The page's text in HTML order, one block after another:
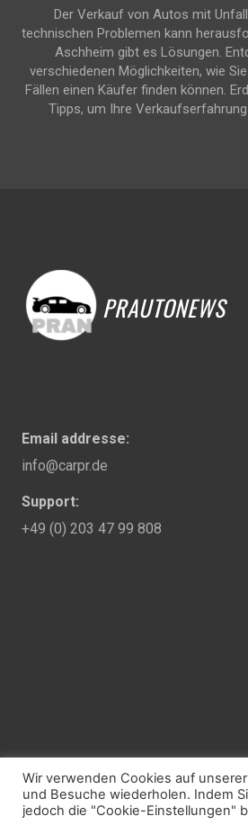
Der Verkauf von Autos mit
technischen Problemen kann
Aschheim gibt es Lösungen.
verschiedenen Möglichkeiten, wie
Fällen einen Käufer finden können.
Tipps, um Ihre
PRAUTONEWS
Email addresse:
info@carpr.de
Support:
+49 (0) 203 47 99 808
Wir verwenden Cookies auf
und Besuche wiederholen. Indem
jedoch die "Cookie-Einstellungen"